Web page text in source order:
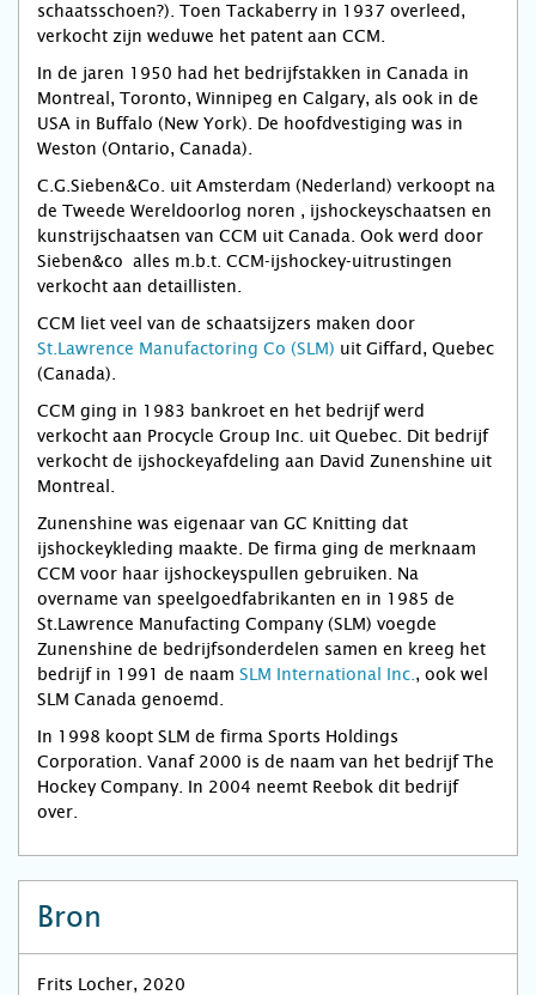
schaatsschoen?). Toen Tackaberry in 1937 overleed,
verkocht zijn weduwe het patent aan CCM.
In de jaren 1950 had het bedrijfstakken in Canada in
Montreal, Toronto, Winnipeg en Calgary, als ook in de
USA in Buffalo (New York). De hoofdvestiging was in
Weston (Ontario, Canada).
C.G.Sieben&Co. uit Amsterdam (Nederland) verkoopt na
de Tweede Wereldoorlog noren , ijshockeyschaatsen en
kunstrijschaatsen van CCM uit Canada. Ook werd door
Sieben&co alles m.b.t. CCM-ijshockey-uitrustingen
verkocht aan detaillisten.
CCM liet veel van de schaatsijzers maken door
St.Lawrence Manufactoring Co (SLM) uit Giffard, Quebec
(Canada).
CCM ging in 1983 bankroet en het bedrijf werd
verkocht aan Procycle Group Inc. uit Quebec. Dit bedrijf
verkocht de ijshockeyafdeling aan David Zunenshine uit
Montreal.
Zunenshine was eigenaar van GC Knitting dat
ijshockeykleding maakte. De firma ging de merknaam
CCM voor haar ijshockeyspullen gebruiken. Na
overname van speelgoedfabrikanten en in 1985 de
St.Lawrence Manufacting Company (SLM) voegde
Zunenshine de bedrijfsonderdelen samen en kreeg het
bedrijf in 1991 de naam SLM International Inc. , ook wel
SLM Canada genoemd.
In 1998 koopt SLM de firma Sports Holdings
Corporation. Vanaf 2000 is de naam van het bedrijf The
Hockey Company. In 2004 neemt Reebok dit bedrijf
over.
Bron
Frits Locher, 2020